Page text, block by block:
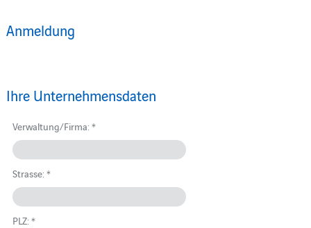
Anmeldung
Ihre Unternehmensdaten
Verwaltung/Firma: *
Strasse: *
PLZ: *